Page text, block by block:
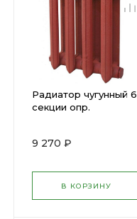
Радиатор чугунный 6
секции опр.
9 270 ₽
В КОРЗИНУ